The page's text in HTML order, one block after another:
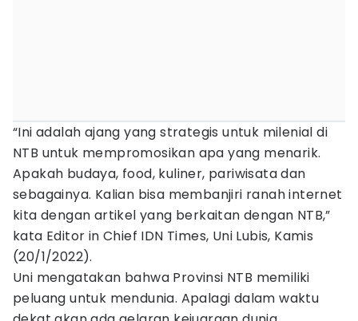
“Ini adalah ajang yang strategis untuk milenial di
NTB untuk mempromosikan apa yang menarik.
Apakah budaya, food, kuliner, pariwisata dan
sebagainya. Kalian bisa membanjiri ranah internet
kita dengan artikel yang berkaitan dengan NTB,”
kata Editor in Chief IDN Times, Uni Lubis, Kamis
(20/1/2022).
Uni mengatakan bahwa Provinsi NTB memiliki
peluang untuk mendunia. Apalagi dalam waktu